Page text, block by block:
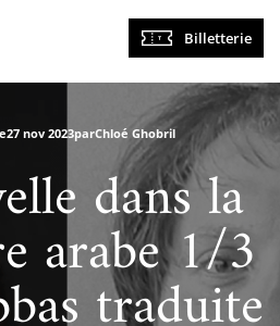
Navigation
principale
Billetterie
27 nov 2023parChloé Ghobril
dans la
arabe 1/3